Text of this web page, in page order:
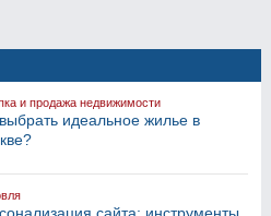
и продажа недвижимости
идеальное жилье в